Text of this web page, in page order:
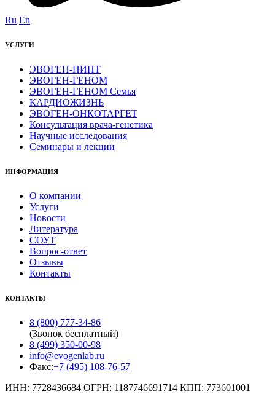
Ru En
УСЛУГИ
ЭВОГЕН-НИПТ
ЭВОГЕН-ГЕНОМ
ЭВОГЕН-ГЕНОМ Семья
КАРДИОЖИЗНЬ
ЭВОГЕН-ОНКОТАРГЕТ
Консультация врача-генетика
Научные исследования
Семинары и лекции
ИНФОРМАЦИЯ
О компании
Услуги
Новости
Литература
СОУТ
Вопрос-ответ
Отзывы
Контакты
КОНТАКТЫ
8 (800) 777-34-86
(Звонок бесплатный)
8 (499) 350-00-98
info@evogenlab.ru
Факс:+7 (495) 108-76-57
ИНН: 7728436684 ОГРН: 1187746691714 КПП: 773601001